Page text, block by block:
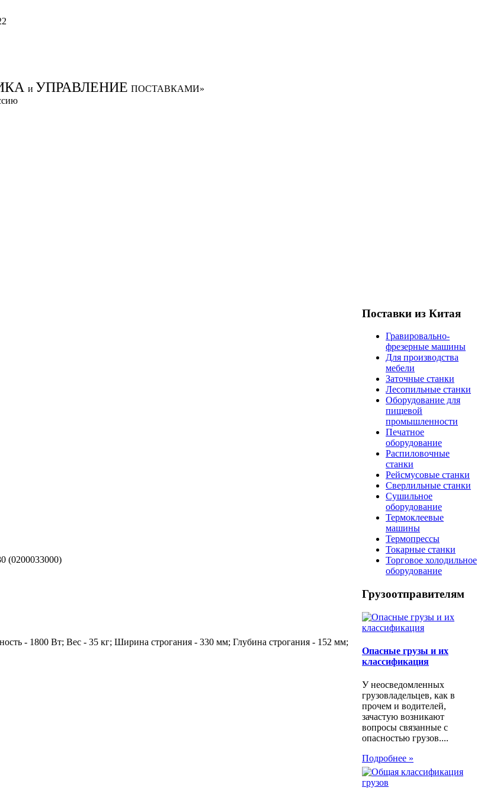
и УПРАВЛЕНИЕ ПОСТАВКАМИ»
(0200033000)
- 1800 Вт; Вес - 35 кг; Ширина строгания - 330 мм; Глубина строгания - 152 мм;
Поставки из Китая
Гравировально-
фрезерные машины
Для производства
мебели
Заточные станки
Лесопильные станки
Оборудование для
пищевой
промышленности
Печатное
оборудование
Распиловочные
станки
Рейсмусовые станки
Сверлильные станки
Сушильное
оборудование
Термоклеевые
машины
Термопрессы
Токарные станки
Торговое холодильное
оборудование
Грузоотправителям
Опасные грузы и их
классификация
У неосведомленных
грузовладельцев, как в
прочем и водителей,
зачастую возникают
вопросы связанные с
опасностью грузов....
Подробнее »